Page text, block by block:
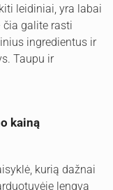
leidiniai, yra labai
galite rasti
ingredientus ir
Taupu ir
kainą
kurią dažnai
lengva